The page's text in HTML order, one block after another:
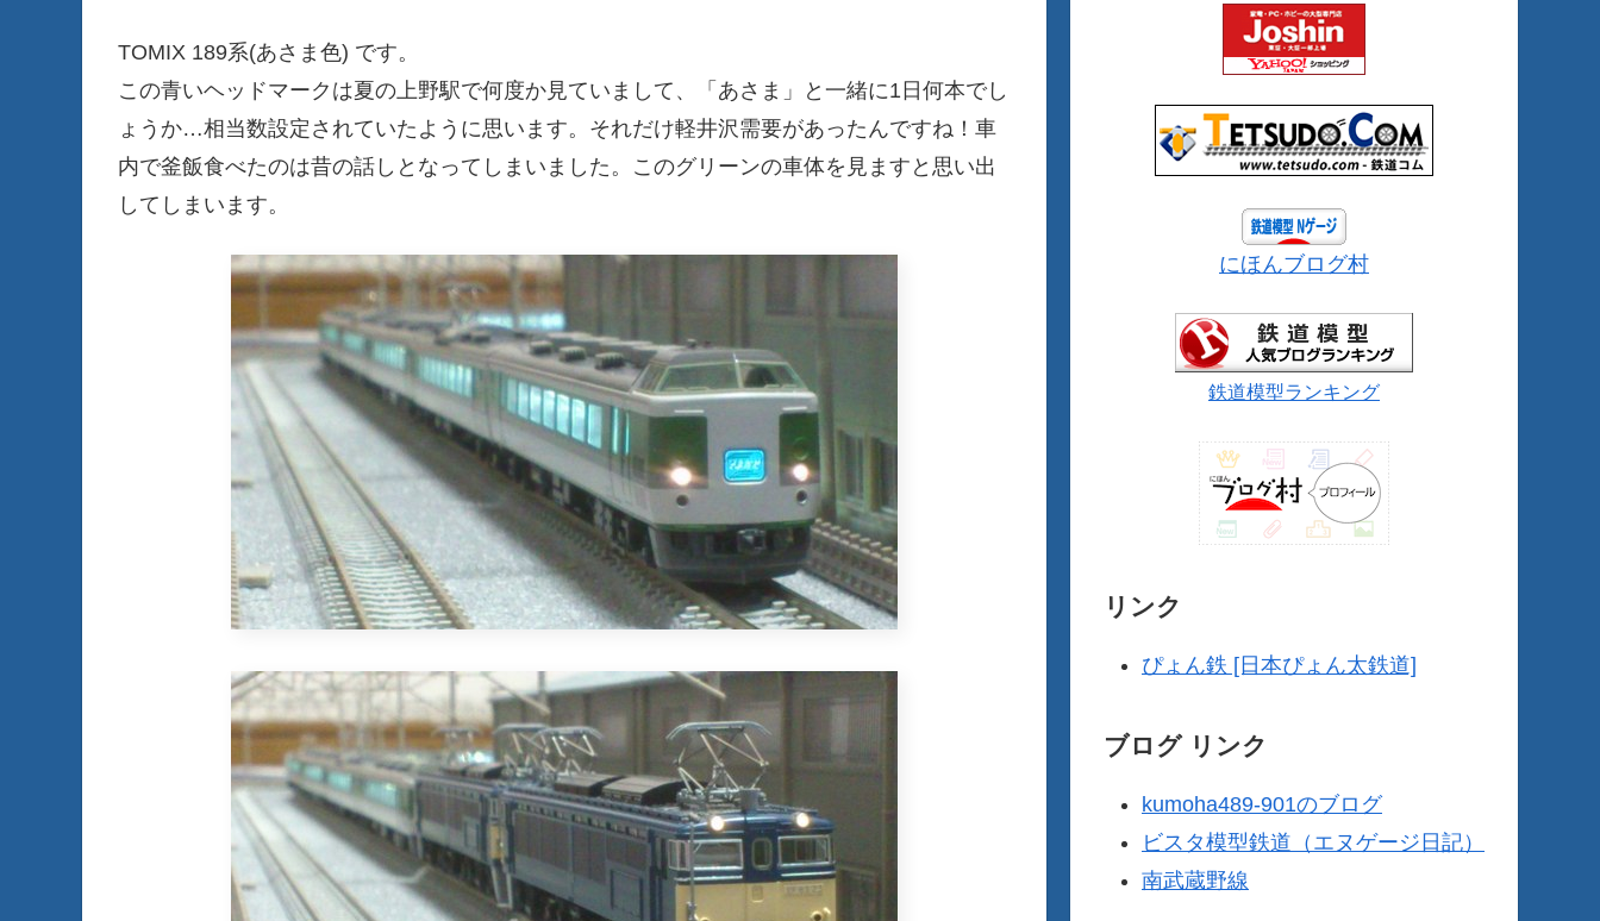
TOMIX 189系(あさま色) です。
この青いヘッドマークは夏の上野駅で何度か見ていまして、「あさま」と一緒に1日何本でし
ょうか…相当数設定されていたように思います。それだけ軽井沢需要があったんですね！車
内で釜飯食べたのは昔の話しとなってしまいました。このグリーンの車体を見ますと思い出
してしまいます。
にほんブログ村
鉄道模型ランキング
リンク
ぴょん鉄 [日本ぴょん太鉄道]
ブログ リンク
kumoha489-901のブログ
ビスタ模型鉄道（エヌゲージ日記）
南武蔵野線